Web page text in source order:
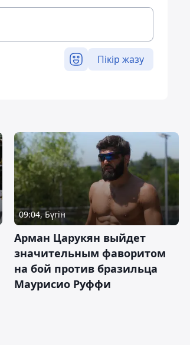
Пікір жазу
09:04, Бүгін
Арман Царукян выйдет
значительным фаворитом
на бой против бразильца
Маурисио Руффи